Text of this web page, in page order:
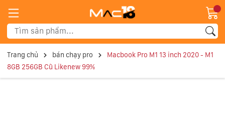
Trang chủ bán chạy pro
Macbook Pro M1 13 inch 2020 - M1
8GB 256GB Cũ Likenew 99%